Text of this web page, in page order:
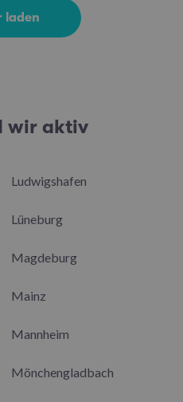
laden
wir aktiv
Ludwigshafen
Lüneburg
Magdeburg
Mainz
Mannheim
Mönchengladbach